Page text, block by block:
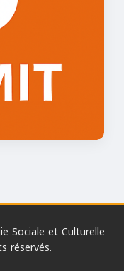
Sociale et Culturelle
réservés.